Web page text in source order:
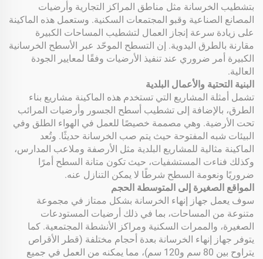
بتشطيب الخرسانة مثل مناطق المراكز التجارية وأرضيات
المصانع الصناعية وقبو المجتمعات السكنية. وستعمل هذه الماكينة
على زيادة سرعة إنجاز العمال لتشطيب المساحات الكبيرة
مقارنة بالطرق اليدوية. إن التسطح الموحّد عبر الأسطح الخرسانية
الكبيرة أمر ضروري عند تنفيذ الأرضيات وفقًا لمعايير الجودة
العالية.
البنية التحتية والأعمال البلدية
تشمل أمثلة المشاريع التي تستخدم هذه الماكينة مشاريع بناء
الطرق، بالإضافة إلى تشطيب أسطح الجسور وأرضيات المرائب
تحت الأرضية. وهي مصممة خصيصًا للعمل في الهواء الطلق وفي
البيئات شبه المفتوحة حيث يتم صب الخرسانة حديثًا. وتُعد
الماكينة مثالية للمشاريع البلدية مثل الأرصفة وملاعب المدارس،
وكذلك فناءت المستشفيات، حيث تكون متانة السطح أمرًا
ضروريًا ونعومة السطح شرطًا لا يمكن التنازل عنه.
المواقع الصغيرة إلى المتوسطة الحجم
سوف يعمل جهاز إنهاء الخرسانة بشكل ممتاز في مجموعة
متنوعة من المساحات، بما في ذلك أرضيات المستودعات
الصغيرة، والممرات السكنية ومراكز الأنشطة المجتمعية. كما
يتوفر جهاز إنهاء الخرسانة بعدة أحجام مختلفة (قطر الأقراص
يتراوح بين 80 سم و120 سم)، مما يمكنه من العمل في جميع